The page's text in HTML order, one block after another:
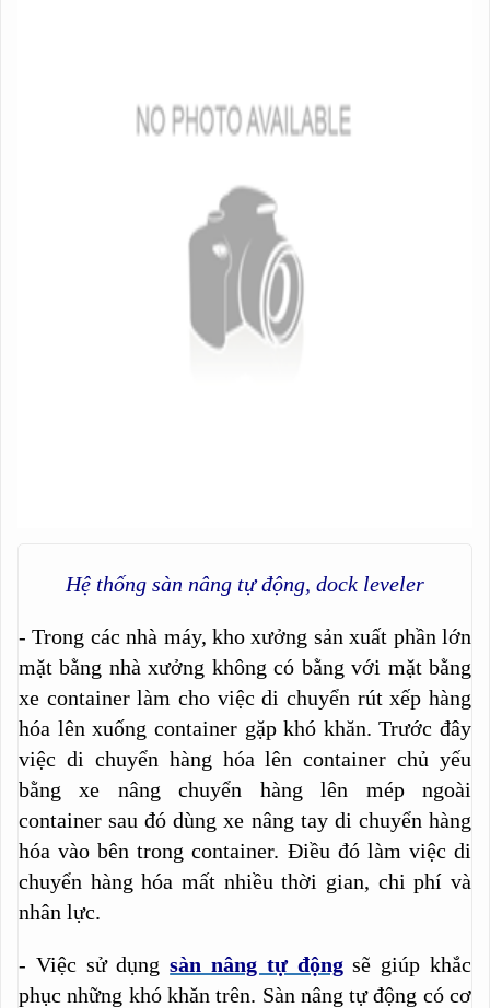
Hệ thống sàn nâng tự động, dock leveler
- Trong các nhà máy, kho xưởng sản xuất phần lớn
mặt bằng nhà xưởng không có bằng với mặt bằng
xe container làm cho việc di chuyển rút xếp hàng
hóa lên xuống container gặp khó khăn. Trước đây
việc di chuyển hàng hóa lên container chủ yếu
bằng xe nâng chuyển hàng lên mép ngoài
container sau đó dùng xe nâng tay di chuyển hàng
hóa vào bên trong container. Điều đó làm việc di
chuyển hàng hóa mất nhiều thời gian, chi phí và
nhân lực.
- Việc sử dụngsàn nâng tự độngsẽ giúp khắc
phục những khó khăn trên. Sàn nâng tự động có cơ